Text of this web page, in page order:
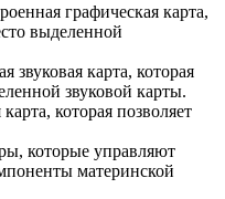
графическая карта,
выделенной
звуковая карта, которая
звуковой карты.
которая позволяет
которые управляют
материнской